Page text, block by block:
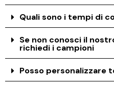
Quali sono i tempi di
Se non conosci il
richiedi i campioni
Posso personalizzare